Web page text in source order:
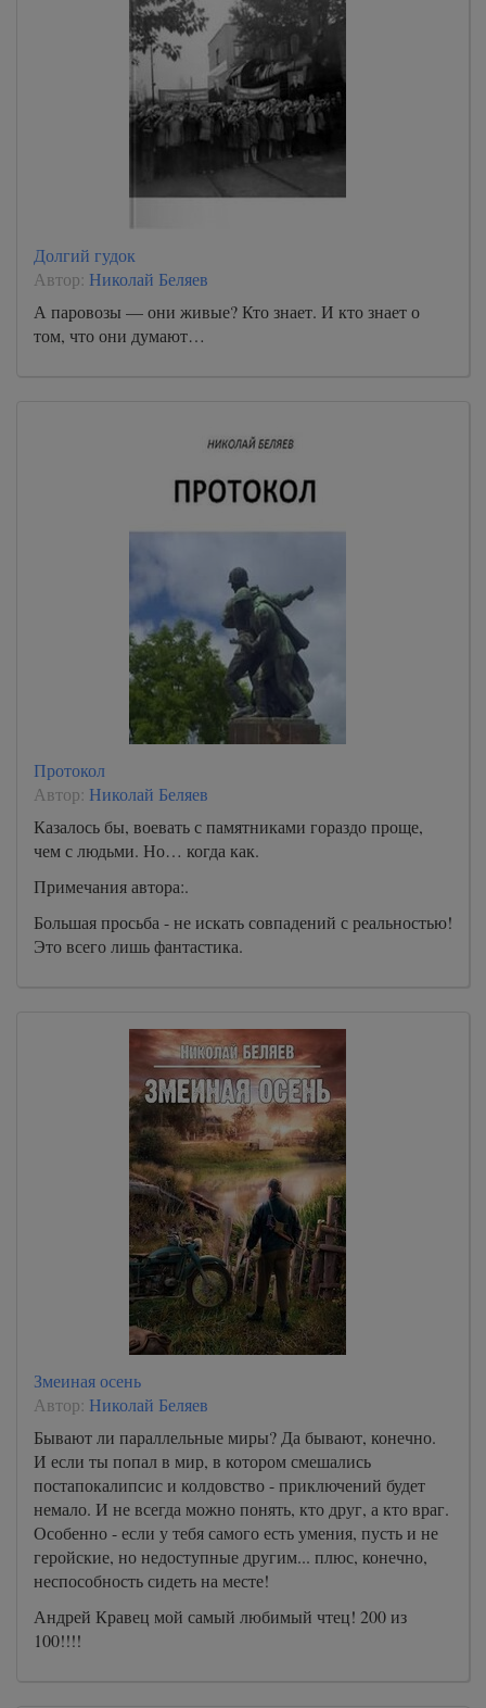
Долгий гудок
Автор: Николай Беляев
А паровозы — они живые? Кто знает. И кто знает о
том, что они думают…
Протокол
Автор: Николай Беляев
Казалось бы, воевать с памятниками гораздо проще,
чем с людьми. Но… когда как.
Примечания автора:.
Большая просьба - не искать совпадений с реальностью!
Это всего лишь фантастика.
Змеиная осень
Автор: Николай Беляев
Бывают ли параллельные миры? Да бывают, конечно.
И если ты попал в мир, в котором смешались
постапокалипсис и колдовство - приключений будет
немало. И не всегда можно понять, кто друг, а кто враг.
Особенно - если у тебя самого есть умения, пусть и не
геройские, но недоступные другим... плюс, конечно,
неспособность сидеть на месте!
Андрей Кравец мой самый любимый чтец! 200 из
100!!!!